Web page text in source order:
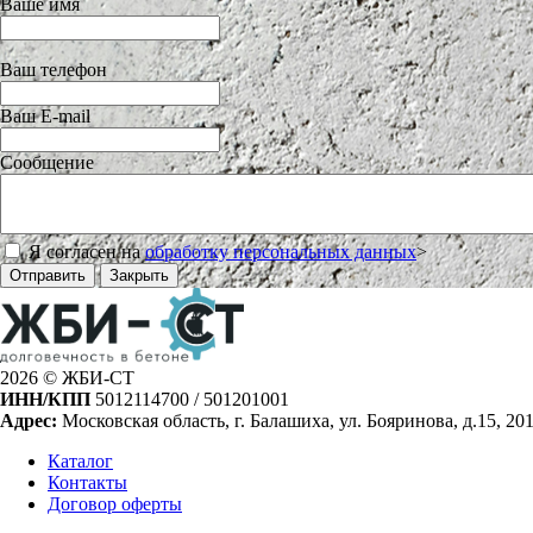
Ваше имя
Ваш телефон
Ваш E-mail
Сообщение
Я согласен наобработку персональных данных>
Отправить Закрыть
2026 © ЖБИ-СТ
ИНН/КПП 5012114700 / 501201001
Адрес: Московская область, г. Балашиха, ул. Бояринова, д.15, 201
Каталог
Контакты
Договор оферты